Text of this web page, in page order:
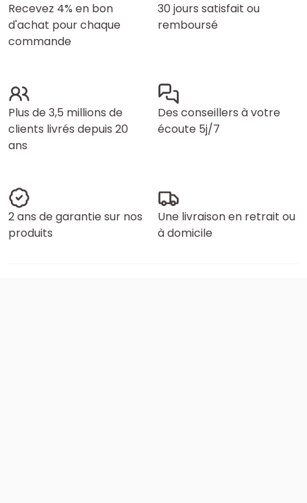
Recevez 4% en bon
d'achat pour chaque
commande
30 jours satisfait ou
remboursé
Plus de 3,5 millions de
clients livrés depuis 20
ans
Des conseillers à votre
écoute 5j/7
2 ans de garantie sur nos
produits
Une livraison en retrait ou
à domicile